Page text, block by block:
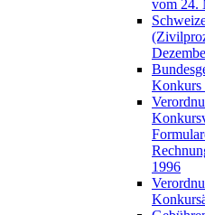
vom 24.
Konkurs
1996